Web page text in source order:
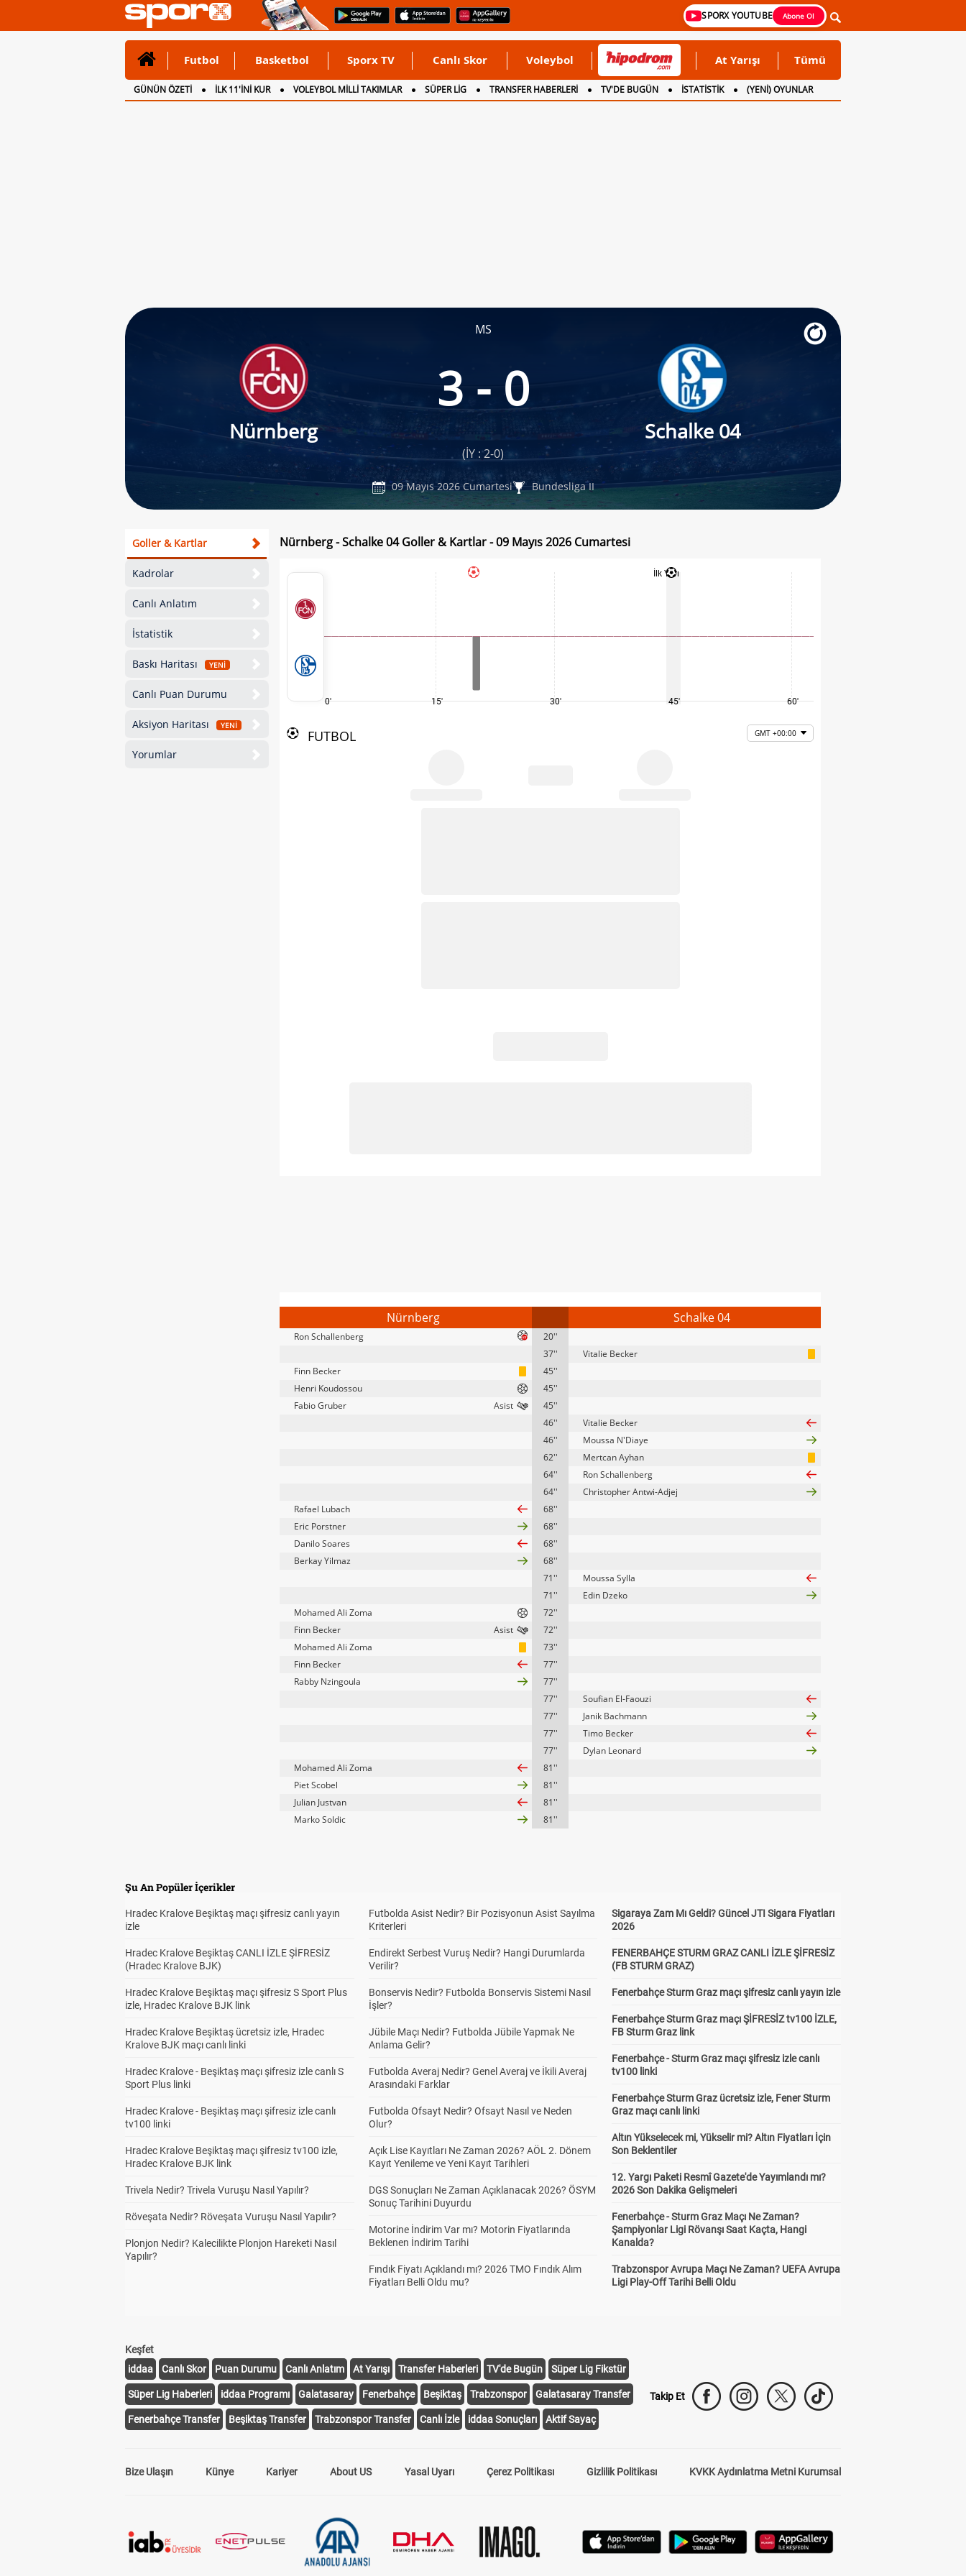
SPORX YOUTUBE Abone Ol
Futbol Basketbol Sporx TV Canlı Skor Voleybol At Yarışı Tümü
GÜNÜN ÖZETİ İLK 11'İNİ KUR VOLEYBOL MİLLİ TAKIMLAR SÜPER LİG TRANSFER HABERLERİ TV'DE BUGÜN İSTATİSTİK
(YENİ) OYUNLAR
CANLI ANLATIM
İNGİLTERE
MS
Nürnberg
3 - 0
Schalke 04
(İY : 2-0)
09 Mayıs 2026 Cumartesi Bundesliga II
Goller & Kartlar
Kadrolar
Canlı Anlatım
İstatistik
Baskı Haritası YENİ
Canlı Puan Durumu
Aksiyon Haritası YENİ
Yorumlar
Nürnberg - Schalke 04 Goller & Kartlar - 09 Mayıs 2026 Cumartesi
0' 15' 30'
İlk Yarı
45' 60'
FUTBOL GMT +00:00
Nürnberg Schalke 04
Ron Schallenberg
20''
37''
Vitalie Becker
Finn Becker
45''
Henri Koudossou
45''
Fabio Gruber
45''
46''
Vitalie Becker
46''
Moussa N'Diaye
62''
Mertcan Ayhan
64''
Ron Schallenberg
64''
Christopher Antwi-Adjej
Rafael Lubach
68''
Eric Porstner
68''
Danilo Soares
68''
Berkay Yilmaz
68''
71''
Moussa Sylla
71''
Edin Dzeko
Mohamed Ali Zoma
72''
Finn Becker
72''
Mohamed Ali Zoma
73''
Finn Becker
77''
Rabby Nzingoula
77''
77''
Soufian El-Faouzi
77''
Janik Bachmann
77''
Timo Becker
77''
Dylan Leonard
Mohamed Ali Zoma
81''
Piet Scobel
81''
Julian Justvan
81''
Marko Soldic
81''
Şu An Popüler İçerikler
Hradec Kralove Beşiktaş maçı şifresiz canlı yayın
izle
Hradec Kralove Beşiktaş CANLI İZLE ŞİFRESİZ
(Hradec Kralove BJK)
Hradec Kralove Beşiktaş maçı şifresiz S Sport Plus
izle, Hradec Kralove BJK link
Hradec Kralove Beşiktaş ücretsiz izle, Hradec
Kralove BJK maçı canlı linki
Hradec Kralove - Beşiktaş maçı şifresiz izle canlı S
Sport Plus linki
Hradec Kralove - Beşiktaş maçı şifresiz izle canlı
tv100 linki
Hradec Kralove Beşiktaş maçı şifresiz tv100 izle,
Hradec Kralove BJK link
Trivela Nedir? Trivela Vuruşu Nasıl Yapılır?
Röveşata Nedir? Röveşata Vuruşu Nasıl Yapılır?
Plonjon Nedir? Kalecilikte Plonjon Hareketi Nasıl
Yapılır?
Futbolda Asist Nedir? Bir Pozisyonun Asist Sayılma
Kriterleri
Endirekt Serbest Vuruş Nedir? Hangi Durumlarda
Verilir?
Bonservis Nedir? Futbolda Bonservis Sistemi Nasıl
İşler?
Jübile Maçı Nedir? Futbolda Jübile Yapmak Ne
Anlama Gelir?
Futbolda Averaj Nedir? Genel Averaj ve İkili Averaj
Arasındaki Farklar
Futbolda Ofsayt Nedir? Ofsayt Nasıl ve Neden
Olur?
Açık Lise Kayıtları Ne Zaman 2026? AÖL 2. Dönem
Kayıt Yenileme ve Yeni Kayıt Tarihleri
DGS Sonuçları Ne Zaman Açıklanacak 2026? ÖSYM
Sonuç Tarihini Duyurdu
Motorine İndirim Var mı? Motorin Fiyatlarında
Beklenen İndirim Tarihi
Fındık Fiyatı Açıklandı mı? 2026 TMO Fındık Alım
Fiyatları Belli Oldu mu?
Sigaraya Zam Mı Geldi? Güncel JTI Sigara Fiyatları
2026
FENERBAHÇE STURM GRAZ CANLI İZLE ŞİFRESİZ
(FB STURM GRAZ)
Fenerbahçe Sturm Graz maçı şifresiz canlı yayın izle
Fenerbahçe Sturm Graz maçı ŞİFRESİZ tv100 İZLE,
FB Sturm Graz link
Fenerbahçe - Sturm Graz maçı şifresiz izle canlı
tv100 linki
Fenerbahçe Sturm Graz ücretsiz izle, Fener Sturm
Graz maçı canlı linki
Altın Yükselecek mi, Yükselir mi? Altın Fiyatları İçin
Son Beklentiler
12. Yargı Paketi Resmî Gazete'de Yayımlandı mı?
2026 Son Dakika Gelişmeleri
Fenerbahçe - Sturm Graz Maçı Ne Zaman?
Şampiyonlar Ligi Rövanşı Saat Kaçta, Hangi
Kanalda?
Trabzonspor Avrupa Maçı Ne Zaman? UEFA Avrupa
Ligi Play-Off Tarihi Belli Oldu
Keşfet
iddaa
Canlı Skor Puan Durumu Canlı Anlatım At Yarışı Transfer Haberleri TV'de Bugün Süper Lig Fikstür
Süper Lig Haberleri iddaa Programı Galatasaray Fenerbahçe Beşiktaş Trabzonspor Galatasaray Transfer
Fenerbahçe Transfer Beşiktaş Transfer Trabzonspor Transfer Canlı İzle iddaa Sonuçları Aktif Sayaç
Takip Et
Bize Ulaşın Künye Kariyer About US Yasal Uyarı Çerez Politikası Gizlilik Politikası KVKK Aydınlatma Metni Kurumsal